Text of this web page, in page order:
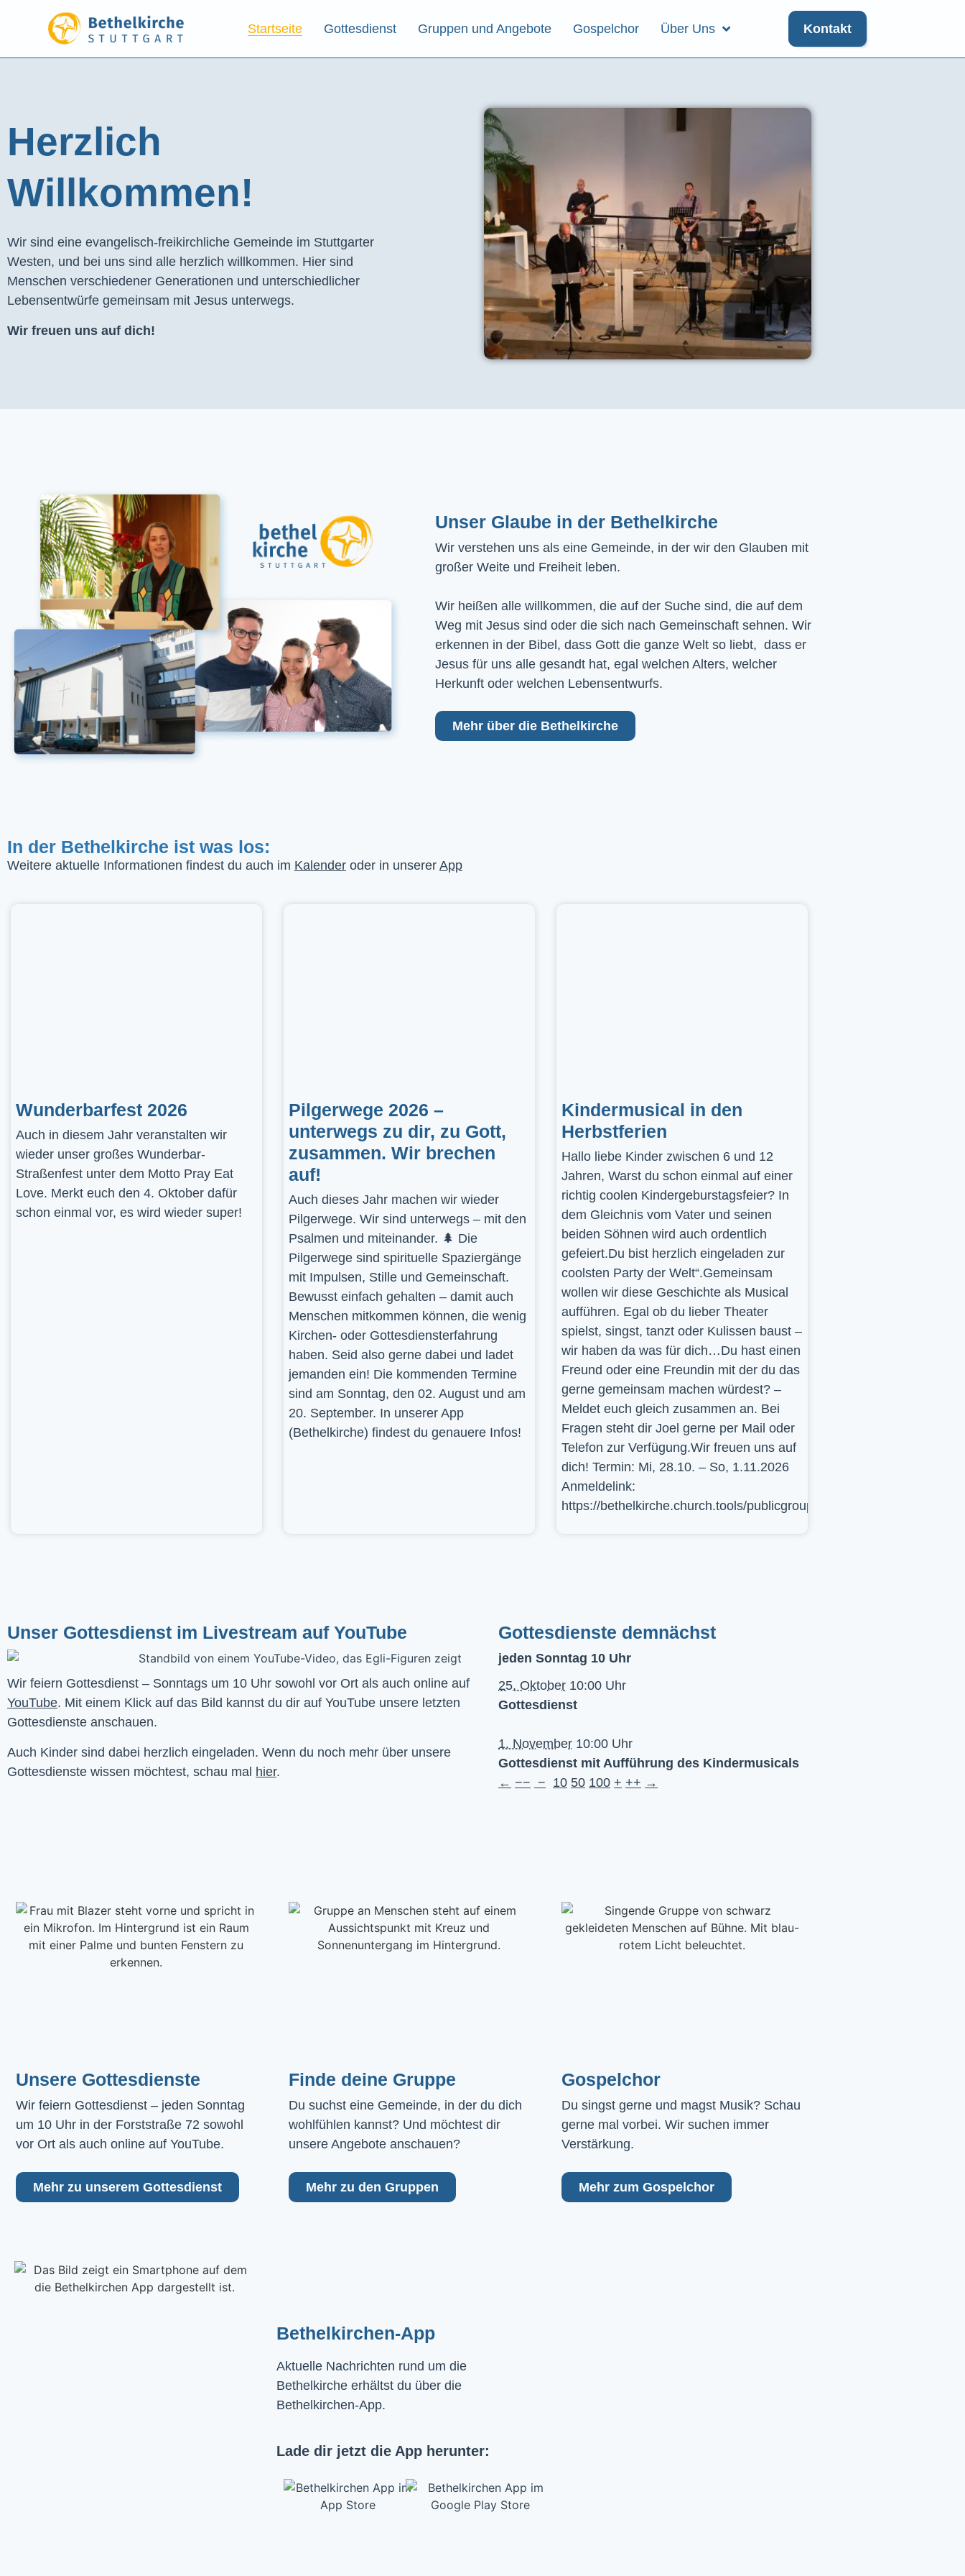
Startseite Gottesdienst Gruppen und Angebote Gospelchor Über Uns Kontakt
Herzlich
Willkommen!
Wir sind eine evangelisch-freikirchliche Gemeinde im Stuttgarter
Westen, und bei uns sind alle herzlich willkommen. Hier sind
Menschen verschiedener Generationen und unterschiedlicher
Lebensentwürfe gemeinsam mit Jesus unterwegs.
Wir freuen uns auf dich!
Unser Glaube in der Bethelkirche
Wir verstehen uns als eine Gemeinde, in der wir den Glauben mit
großer Weite und Freiheit leben.
Wir heißen alle willkommen, die auf der Suche sind, die auf dem
Weg mit Jesus sind oder die sich nach Gemeinschaft sehnen. Wir
erkennen in der Bibel, dass Gott die ganze Welt so liebt, dass er
Jesus für uns alle gesandt hat, egal welchen Alters, welcher
Herkunft oder welchen Lebensentwurfs.
Mehr über die Bethelkirche
In der Bethelkirche ist was los:
Weitere aktuelle Informationen findest du auch im Kalender oder in unserer App
Wunderbarfest 2026
Auch in diesem Jahr veranstalten wir
wieder unser großes Wunderbar-
Straßenfest unter dem Motto Pray Eat
Love. Merkt euch den 4. Oktober dafür
schon einmal vor, es wird wieder super!
Pilgerwege 2026 –
unterwegs zu dir, zu Gott,
zusammen. Wir brechen
auf!
Auch dieses Jahr machen wir wieder
Pilgerwege. Wir sind unterwegs – mit den
Psalmen und miteinander. 🌲 Die
Pilgerwege sind spirituelle Spaziergänge
mit Impulsen, Stille und Gemeinschaft.
Bewusst einfach gehalten – damit auch
Menschen mitkommen können, die wenig
Kirchen- oder Gottesdiensterfahrung
haben. Seid also gerne dabei und ladet
jemanden ein! Die kommenden Termine
sind am Sonntag, den 02. August und am
20. September. In unserer App
(Bethelkirche) findest du genauere Infos!
Kindermusical in den
Herbstferien
Hallo liebe Kinder zwischen 6 und 12
Jahren, Warst du schon einmal auf einer
richtig coolen Kindergeburstagsfeier? In
dem Gleichnis vom Vater und seinen
beiden Söhnen wird auch ordentlich
gefeiert.Du bist herzlich eingeladen zur
coolsten Party der Welt“.Gemeinsam
wollen wir diese Geschichte als Musical
aufführen. Egal ob du lieber Theater
spielst, singst, tanzt oder Kulissen baust –
wir haben da was für dich…Du hast einen
Freund oder eine Freundin mit der du das
gerne gemeinsam machen würdest? –
Meldet euch gleich zusammen an. Bei
Fragen steht dir Joel gerne per Mail oder
Telefon zur Verfügung.Wir freuen uns auf
dich! Termin: Mi, 28.10. – So, 1.11.2026
Anmeldelink:
https://bethelkirche.church.tools/publicgroup/617
Unser Gottesdienst im Livestream auf YouTube
YouTube. Mit einem Klick auf das Bild kannst du dir auf YouTube unsere letzten
Gottesdienste anschauen.
Auch Kinder sind dabei herzlich eingeladen. Wenn du noch mehr über unsere
Gottesdienste wissen möchtest, schau mal hier.
Gottesdienste demnächst
jeden Sonntag 10 Uhr
25. Oktober 10:00 Uhr
Gottesdienst
1. November 10:00 Uhr
Gottesdienst mit Aufführung des Kindermusicals
← −− − 10 50 100 + ++ →
Unsere Gottesdienste
Wir feiern Gottesdienst – jeden Sonntag
um 10 Uhr in der Forststraße 72 sowohl
vor Ort als auch online auf YouTube.
Mehr zu unserem Gottesdienst
Finde deine Gruppe
Du suchst eine Gemeinde, in der du dich
wohlfühlen kannst? Und möchtest dir
unsere Angebote anschauen?
Mehr zu den Gruppen
Gospelchor
Du singst gerne und magst Musik? Schau
gerne mal vorbei. Wir suchen immer
Verstärkung.
Mehr zum Gospelchor
Bethelkirchen-App
Aktuelle Nachrichten rund um die
Bethelkirche erhältst du über die
Bethelkirchen-App.
Lade dir jetzt die App herunter: